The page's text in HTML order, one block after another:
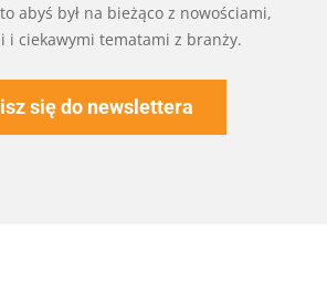
abyś był na bieżąco z nowościami,
i ciekawymi tematami z branży.
się do newslettera